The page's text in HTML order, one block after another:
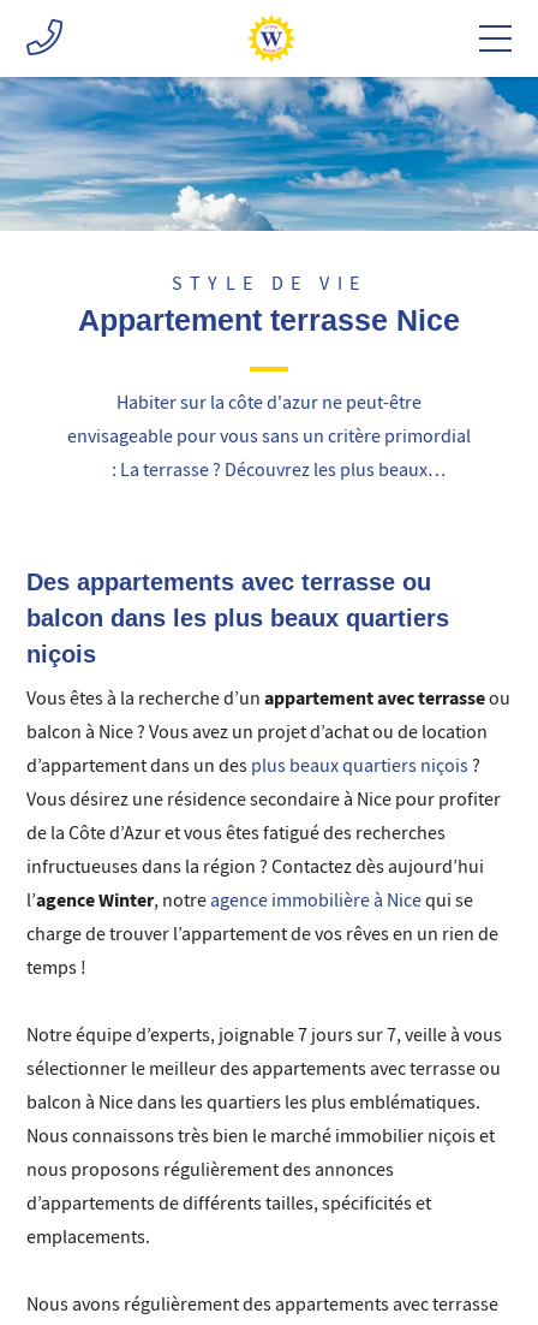
STYLE DE VIE
Appartement terrasse Nice
Habiter sur la côte d'azur ne peut-être
envisageable pour vous sans un critère primordial
: La terrasse ? Découvrez les plus beaux
Des appartements avec terrasse ou
balcon dans les plus beaux quartiers
niçois
Vous êtes à la recherche d’unappartement avec terrasseou
balcon à Nice ? Vous avez un projet d’achat ou de location
d’appartement dans un des plus beaux quartiers niçois?
Vous désirez une résidence secondaire à Nice pour profiter
de la Côte d’Azur et vous êtes fatigué des recherches
infructueuses dans la région ? Contactez dès aujourd’hui
l’agence Winter, notreagence immobilière à Nicequi se
charge de trouver l’appartement de vos rêves en un rien de
temps !
Notre équipe d’experts, joignable 7 jours sur 7, veille à vous
sélectionner le meilleur des appartements avec terrasse ou
balcon à Nice dans les quartiers les plus emblématiques.
Nous connaissons très bien le marché immobilier niçois et
nous proposons régulièrement des annonces
d’appartements de différents tailles, spécificités et
emplacements.
Nous avons régulièrement des appartements avec terrasse